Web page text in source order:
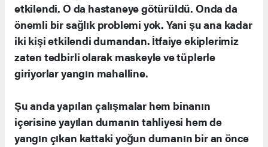
etkilendi. O da hastaneye götürüldü. Onda da
önemli bir sağlık problemi yok. Yani şu ana kadar
iki kişi etkilendi dumandan. İtfaiye ekiplerimiz
zaten tedbirli olarak maskeyle ve tüplerle
giriyorlar yangın mahalline.
Şu anda yapılan çalışmalar hem binanın
içerisine yayılan dumanın tahliyesi hem de
yangın çıkan kattaki yoğun dumanın bir an önce